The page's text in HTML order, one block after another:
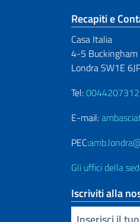
Recapiti e
Casa Italia
4-5 Buckingham
Londra SW1E
Tel:
E-mail:
PEC:
Gli uffici della
Iscriviti alla
Inserisci la tua email